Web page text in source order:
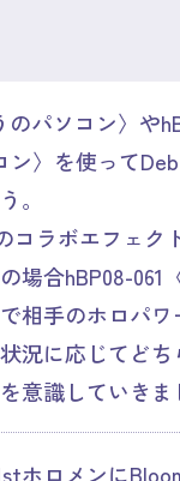
のパソコン〉や
ン〉を使って
。
コラボエフェク
場合hBP08-061
相手のホロパワ
況に応じてど
意識していき
ホロメンに